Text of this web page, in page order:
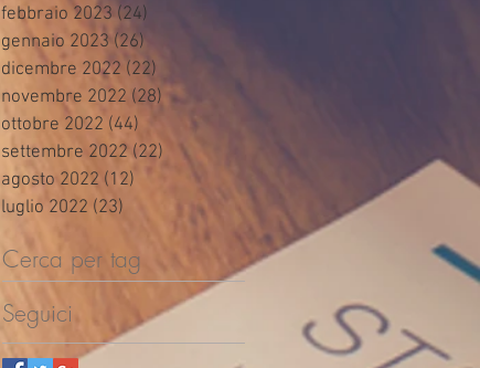
febbraio 2023 (24)
gennaio 2023 (26)26 post
dicembre 2022 (22)
novembre 2022 (28) 28 post
ottobre 2022 (44) 44 post
settembre 2022 (22) 22 post
agosto 2022 (12)
luglio 2022 (23)
Cerca per tag
Seguici